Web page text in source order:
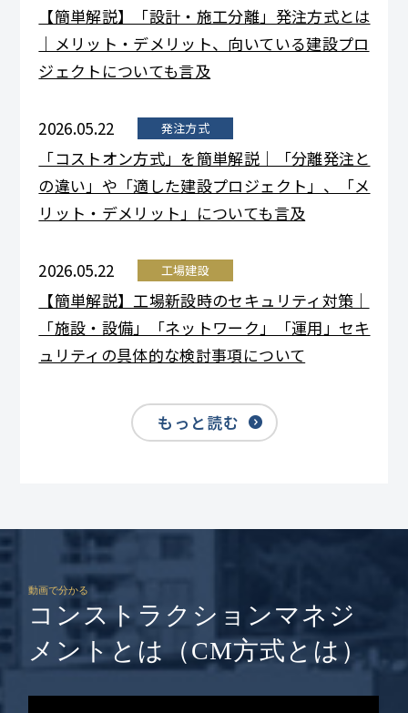
【簡単解説】「設計・施工分離」発注方式とは
｜メリット・デメリット、向いている建設プロ
ジェクトについても言及
2026.05.22 発注方式
「コストオン方式」を簡単解説｜「分離発注と
の違い」や「適した建設プロジェクト」、「メ
リット・デメリット」についても言及
2026.05.22 工場建設
【簡単解説】工場新設時のセキュリティ対策｜
「施設・設備」「ネットワーク」「運用」セキ
ュリティの具体的な検討事項について
もっと読む
動画で分かる
コンストラクションマネジ
メントとは（CM方式とは）